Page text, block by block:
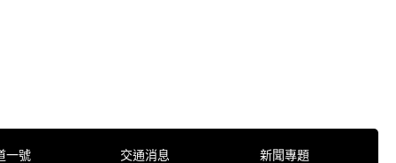
一號 交通消息 新聞專題